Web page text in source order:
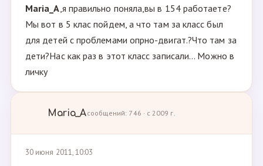
Maria_A,я правильно поняла,вы в 154 работаете?
Мы вот в 5 клас пойдем, а что там за класс был
для детей с проблемами опрно-двигат.?Что там за
дети?Нас как раз в этот класс записали... Можно в
личку
Maria_Aсообщений: 746 · с 2009 г.
30 июня 2011, 10:03